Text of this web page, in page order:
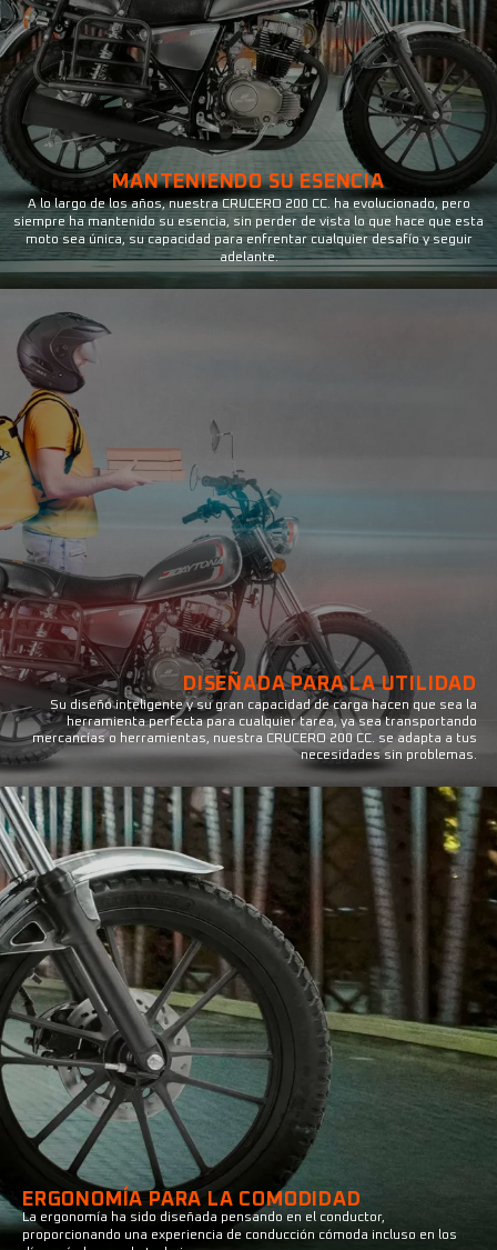
MANTENIENDO SU ESENCIA
A lo largo de los años, nuestra CRUCERO 200 CC. ha evolucionado, pero
siempre ha mantenido su esencia, sin perder de vista lo que hace que esta
moto sea única, su capacidad para enfrentar cualquier desafío y seguir
adelante.
DISEÑADA PARA LA UTILIDAD
Su diseño inteligente y su gran capacidad de carga hacen que sea la
herramienta perfecta para cualquier tarea, ya sea transportando
mercancías o herramientas, nuestra CRUCERO 200 CC. se adapta a tus
necesidades sin problemas.
ERGONOMÍA PARA LA COMODIDAD
La ergonomía ha sido diseñada pensando en el conductor,
proporcionando una experiencia de conducción cómoda incluso en los